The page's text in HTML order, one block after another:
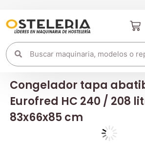
Congelador tapa
Eurofred HC 240 / 208
83x66x85 cm